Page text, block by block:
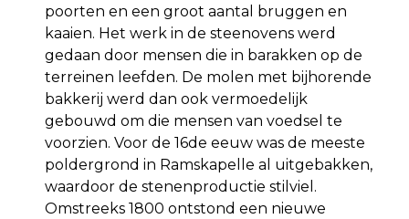
poorten en een groot aantal bruggen en
kaaien. Het werk in de steenovens werd
gedaan door mensen die in barakken op de
terreinen leefden. De molen met bijhorende
bakkerij werd dan ook vermoedelijk
gebouwd om die mensen van voedsel te
voorzien. Voor de 16de eeuw was de meeste
poldergrond in Ramskapelle al uitgebakken,
waardoor de stenen­productie stilviel.
Omstreeks 1800 ontstond een nieuwe